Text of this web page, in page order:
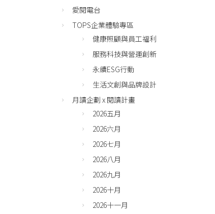
愛閱電台
TOPS企業體驗專區
健康照顧與員工福利
服務科技與營運創新
永續ESG行動
生活文創與品牌設計
月讀企劃 x 閱讀計畫
2026五月
2026六月
2026七月
2026八月
2026九月
2026十月
2026十一月